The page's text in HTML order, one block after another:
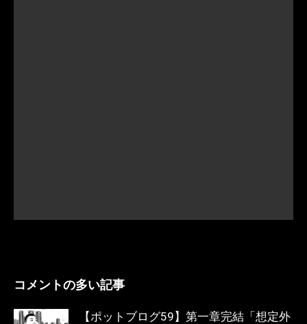
コメントの多い記事
【ポットブログ59】第一章完結「想定外